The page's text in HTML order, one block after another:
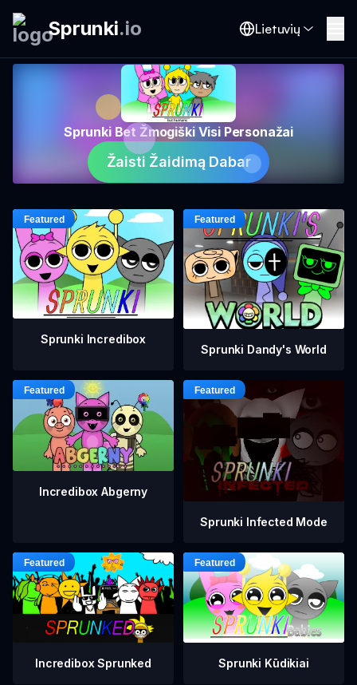
Sprunki.io Lietuvių
Sprunki Bet Žmogiški Visi Personažai
Žaisti Žaidimą Dabar
Sprunki Incredibox
Sprunki Dandy's World
Incredibox Abgerny
Sprunki Infected Mode
Incredibox Sprunked Sprunki Kūdikiai